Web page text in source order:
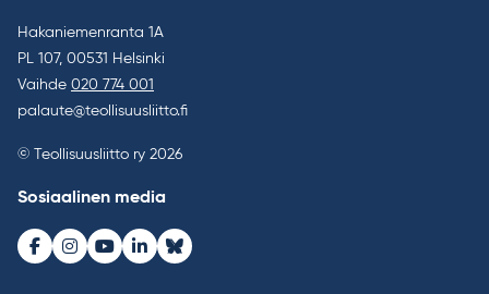
Hakaniemenranta 1A
PL 107, 00531 Helsinki
Vaihde 020 774 001
palaute@teollisuusliitto.fi
© Teollisuusliitto ry 2026
Sosiaalinen media
Facebook
Instagram
Youtube
LinkedInBluesky